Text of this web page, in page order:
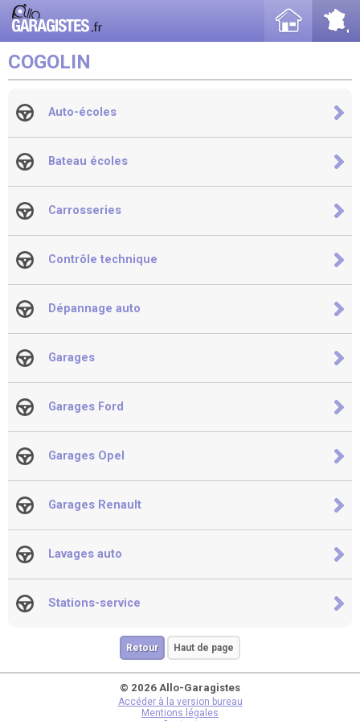
COGOLIN
Auto-écoles
Bateau écoles
Carrosseries
Contrôle technique
Dépannage auto
Garages
Garages Ford
Garages Opel
Garages Renault
Lavages auto
Stations-service
Retour Haut de page
© 2026 Allo-Garagistes
Accéder à la version bureau
Mentions légales